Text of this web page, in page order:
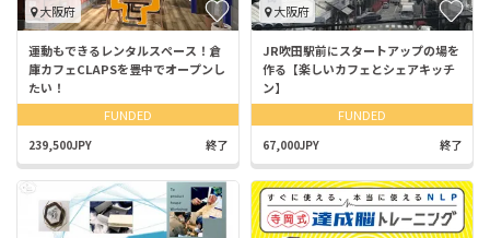
大阪府
運動もできるレンタルスペース！倉
庫カフェCLAPSを豊中でオープンし
たい！
FUNDED
239,500JPY 終了
大阪府
JR吹田駅前にスタートアップの場を
作る【楽しいカフェとシェアキッチ
ン】
FUNDED
67,000JPY 終了